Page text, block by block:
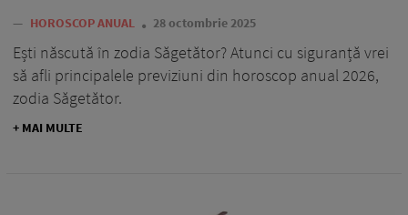
— HOROSCOP ANUAL 28 octombrie 2025
Ești născută în zodia Săgetător? Atunci cu siguranță vrei
să afli principalele previziuni din horoscop anual 2026,
zodia Săgetător.
+ MAI MULTE